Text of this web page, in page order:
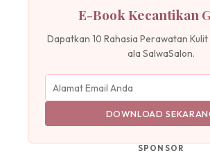
E-Book Kecantikan
Dapatkan 10 Rahasia Perawatan Kulit
ala SalwaSalon.
DOWNLOAD
SPONSOR